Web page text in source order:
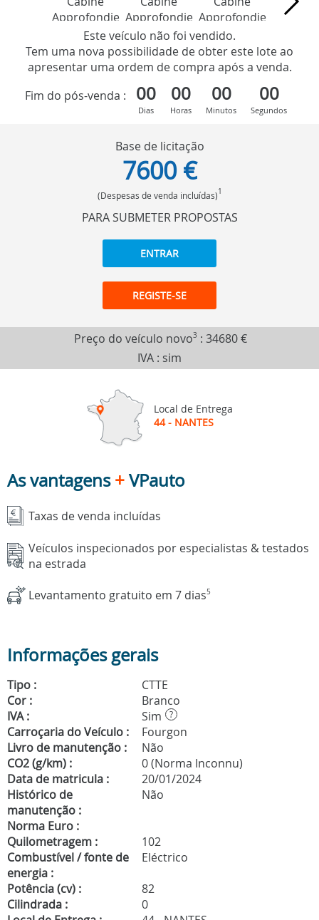
Este veículo não foi vendido.
Tem uma nova possibilidade de obter este lote ao
apresentar uma ordem de compra após a venda.
Fim do pós-venda :
00
Dias
00
Horas
00
Minutos
00
Segundos
Base de licitação
7600 €
(Despesas de venda incluídas)1
PARA SUBMETER PROPOSTAS
ENTRAR
REGISTE-SE
Preço do veículo novo3 : 34680 €
IVA : sim
Local de Entrega
44 - NANTES
As vantagens+VPauto
Taxas de venda incluídas
Veículos inspecionados por especialistas & testados
na estrada
Levantamento gratuito em 7 dias5
Informações gerais
Tipo :
CTTE
Cor :
Branco
IVA :
Sim ?
Carroçaria do Veículo :
Fourgon
Livro de manutenção :
Não
CO2 (g/km) :
0 (Norma Inconnu)
Data de matricula :
20/01/2024
Histórico de
manutenção :
Não
Norma Euro :
Quilometragem :
102
Combustível / fonte de
energia :
Eléctrico
Potência (cv) :
82
Cilindrada :
0